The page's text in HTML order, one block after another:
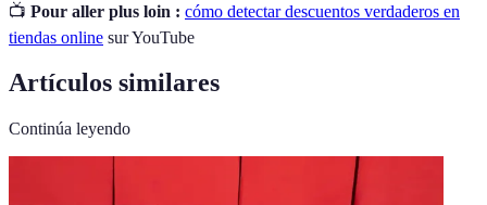
📺 Pour aller plus loin : cómo detectar descuentos verdaderos en
tiendas online sur YouTube
Artículos similares
Continúa leyendo